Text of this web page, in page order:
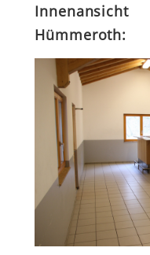
Hümmeroth: